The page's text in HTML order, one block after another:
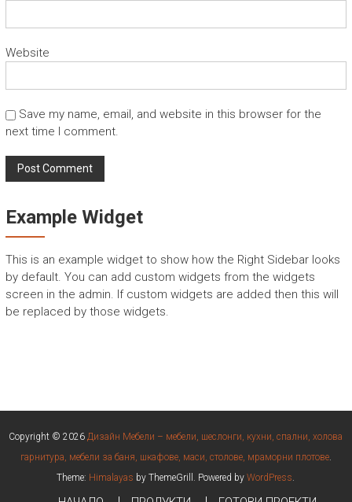
Website
Save my name, email, and website in this browser for the
next time I comment.
Example Widget
This is an example widget to show how the Right Sidebar looks
by default. You can add custom widgets from the widgets
screen in the admin. If custom widgets are added then this will
be replaced by those widgets.
Copyright © 2026Дизайн Мебели – мебели, шеслонги, кухни, спални, холова
гарнитура, мебели за баня, шкафове, маси, столове, мраморни плотове.
Theme: Himalayas by ThemeGrill. Powered byWordPress.